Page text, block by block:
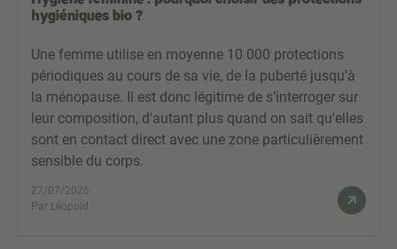
hygiéniques bio ?
Une femme utilise en moyenne 10 000 protections
périodiques au cours de sa vie, de la puberté jusqu’à
la ménopause. Il est donc légitime de s’interroger sur
leur composition, d'autant plus quand on sait qu'elles
sont en contact direct avec une zone particulièrement
sensible du corps.
27/07/2026
Par Léopold